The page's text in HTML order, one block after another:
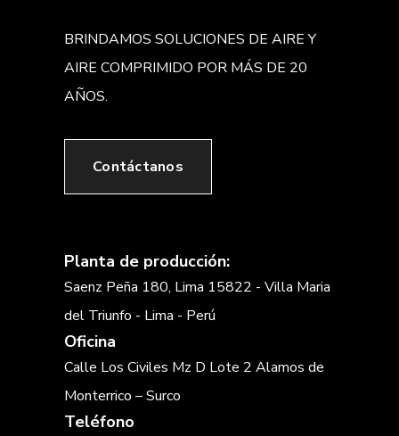
BRINDAMOS SOLUCIONES DE AIRE Y
AIRE COMPRIMIDO POR MÁS DE 20
AÑOS.
Contáctanos
Planta de producción:
Saenz Peña 180, Lima 15822 - Villa Maria
del Triunfo - Lima - Perú
Oficina
Calle Los Civiles Mz D Lote 2 Alamos de
Monterrico – Surco
Teléfono